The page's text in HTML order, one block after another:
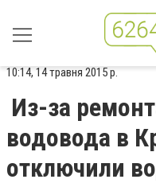
10:14, 14 травня 2015 р.
Из-за
водовода в
отключили